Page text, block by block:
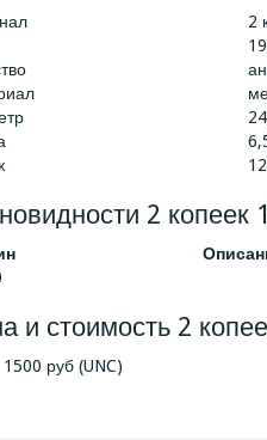
2
2 копеек
и стоимость 2
1500 руб (UNC)